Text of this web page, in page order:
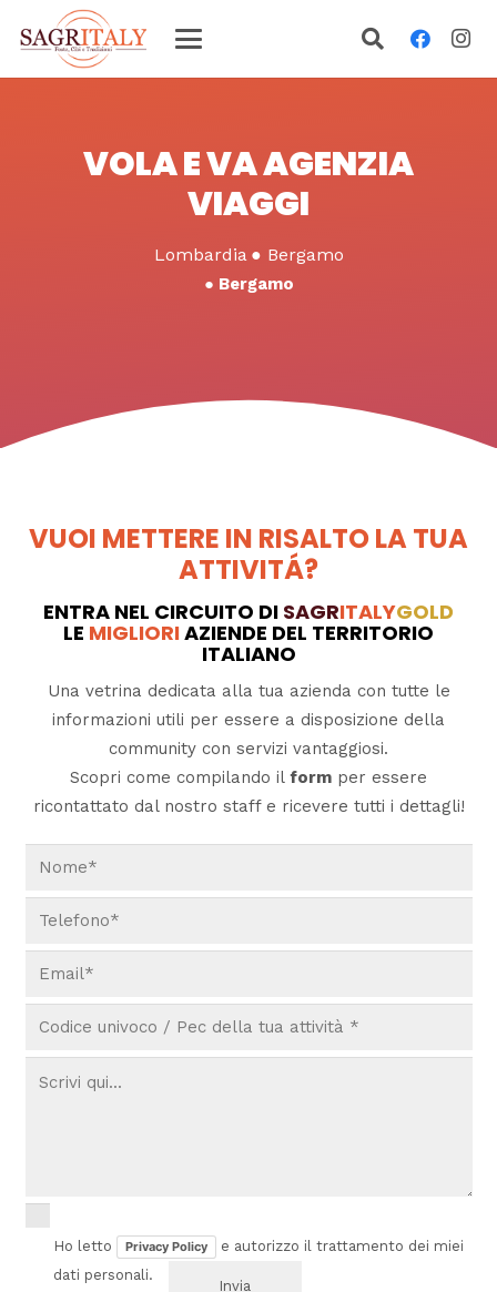
VOLA E VA AGENZIA
VIAGGI
Lombardia ● Bergamo
● Bergamo
VUOI METTERE IN RISALTO LA TUA
ATTIVITÁ?
ENTRA NEL CIRCUITO DI SAGRITALYGOLD
LE MIGLIORIAZIENDE DEL TERRITORIO
ITALIANO
Una vetrina dedicata alla tua azienda con tutte le
informazioni utili per essere a disposizione della
community con servizi vantaggiosi.
Scopri come compilando il form per essere
ricontattato dal nostro staff e ricevere tutti i dettagli!
Ho letto Privacy Policy
e autorizzo il trattamento dei miei
dati personali.